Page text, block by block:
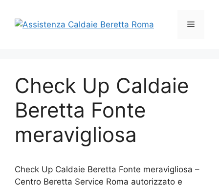
contenuto
Menu
Check Up Caldaie
Beretta Fonte
meravigliosa
Check Up Caldaie Beretta Fonte meravigliosa –
Centro Beretta Service Roma autorizzato e